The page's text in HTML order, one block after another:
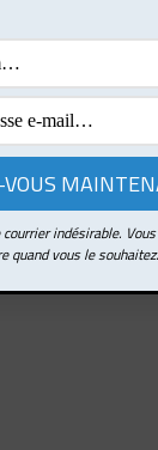
votre esprit de
après
levier de
distractions
indésirable.
quand vous le souhaitez.